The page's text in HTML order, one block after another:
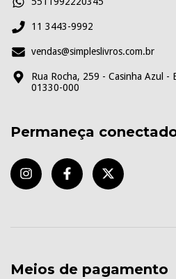
11 3443-9992
vendas@simpleslivros.com.br
Rua Rocha, 259 - Casinha Azul -
01330-000
Permaneça
Meios de pagamento